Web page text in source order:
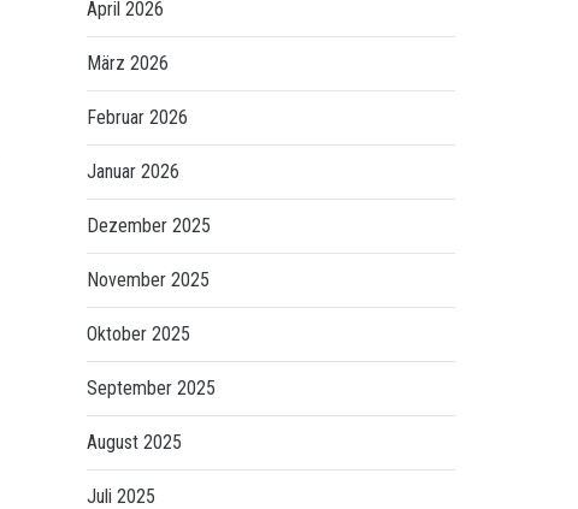
April 2026
März 2026
Februar 2026
Januar 2026
Dezember 2025
November 2025
Oktober 2025
September 2025
August 2025
Juli 2025